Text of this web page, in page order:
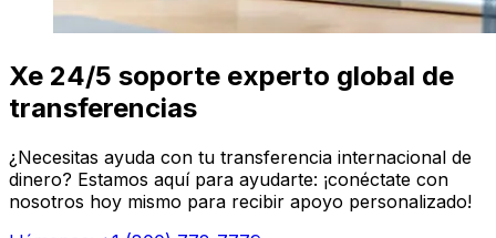
Xe 24/5 soporte experto global de
transferencias
¿Necesitas ayuda con tu transferencia internacional de
dinero? Estamos aquí para ayudarte: ¡conéctate con
nosotros hoy mismo para recibir apoyo personalizado!